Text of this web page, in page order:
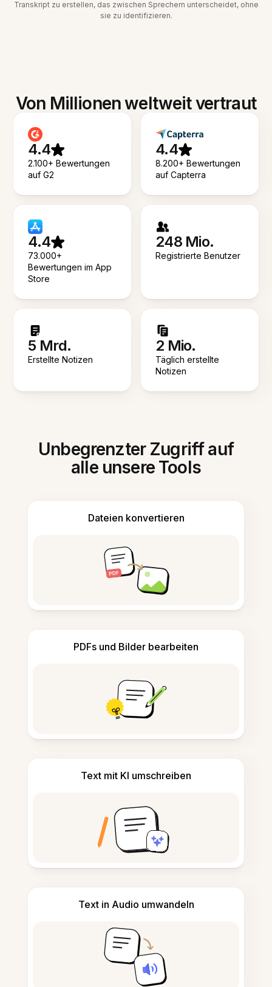
Transkript zu erstellen, das zwischen Sprechern unterscheidet, ohne
sie zu identifizieren.
Von Millionen weltweit vertraut
4.4
2.100+ Bewertungen
auf G2
4.4
8.200+ Bewertungen
auf Capterra
4.4
73.000+
Bewertungen im App
Store
248 Mio.
Registrierte Benutzer
5 Mrd.
Erstellte Notizen
2 Mio.
Täglich erstellte
Notizen
Unbegrenzter Zugriff auf
alle unsere Tools
Dateien konvertieren
PDFs und Bilder bearbeiten
Text mit KI umschreiben
Text in Audio umwandeln